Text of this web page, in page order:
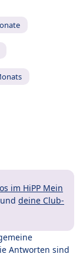
im HiPP Mein
und deine Club-
Antworten sind